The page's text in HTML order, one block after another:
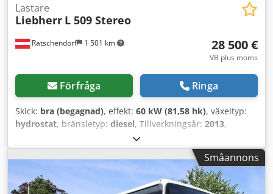
Ratschendorf 1 501 km
Lastare
Liebherr L 509 Stereo
28 500 €
VB plus moms
Förfråga Ringa
Skick: bra (begagnad), effekt: 60 kW (81,58 hk), växeltyp:
hydrostat, bränsletyp: diesel, Tillverkningsår: 2013,
, Liebherr 509 Stereo Speeder
Årsmodell 2013 Dksdozdbwqopfx Ab Der Ca 7600
driftstimmar Hydraulisk snabbväxlare Sidotippande skopa
Pallgaffel 30 km/h Vägregistrerad i Österrike Tekniskt och
optiskt mycket välskött! Leverans möjlig.
Småannons